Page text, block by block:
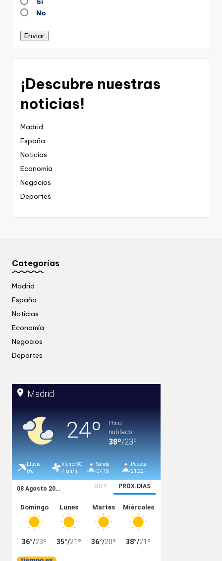
No
Enviar
¡Descubre nuestras
noticias!
Madrid
España
Noticias
Economía
Negocios
Deportes
Categorías
Madrid
España
Noticias
Economía
Negocios
Deportes